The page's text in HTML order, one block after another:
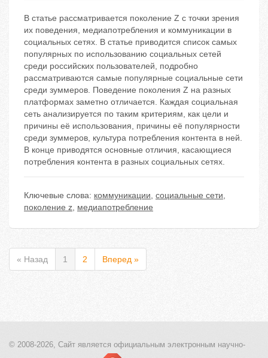
В статье рассматривается поколение Z с точки зрения
их поведения, медиапотребления и коммуникации в
социальных сетях. В статье приводится список самых
популярных по использованию социальных сетей
среди российских пользователей, подробно
рассматриваются самые популярные социальные сети
среди зуммеров. Поведение поколения Z на разных
платформах заметно отличается. Каждая социальная
сеть анализируется по таким критериям, как цели и
причины её использования, причины её популярности
среди зуммеров, культура потребления контента в ней.
В конце приводятся основные отличия, касающиеся
потребления контента в разных социальных сетях.
Ключевые слова: коммуникации, социальные сети,
поколение z, медиапотребление
« Назад 1 2 Вперед »
© 2008-2026, Сайт является официальным электронным научно-